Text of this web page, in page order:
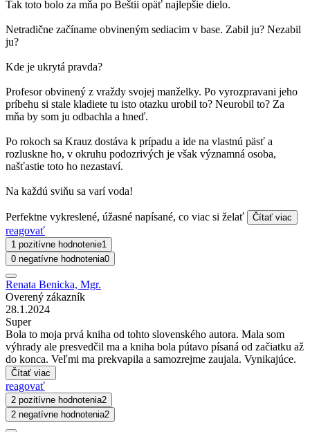
Tak toto bolo za mňa po Beštii opäť najlepšie dielo.
Netradične začíname obvineným sediacim v base. Zabil ju? Nezabil
ju?
Kde je ukrytá pravda?
Profesor obvinený z vraždy svojej manželky. Po vyrozpravani jeho
príbehu si stale kladiete tu isto otazku urobil to? Neurobil to? Za
mňa by som ju odbachla a hneď.
Po rokoch sa Krauz dostáva k prípadu a ide na vlastnú päsť a
rozluskne ho, v okruhu podozrivých je však významná osoba,
našťastie toto ho nezastaví.
Na každú sviňu sa varí voda!
Perfektne vykreslené, úžasné napísané, co viac si želať Čítať viac
reagovať
1 pozitívne hodnotenie1
0 negatívne hodnotenia0
Renata Benicka, Mgr.
Overený zákazník
28.1.2024
Super
Bola to moja prvá kniha od tohto slovenského autora. Mala som
výhrady ale presvedčil ma a kniha bola pútavo písaná od začiatku až
do konca. Veľmi ma prekvapila a samozrejme zaujala. Vynikajúce.
Čítať viac
reagovať
2 pozitívne hodnotenia2
2 negatívne hodnotenia2